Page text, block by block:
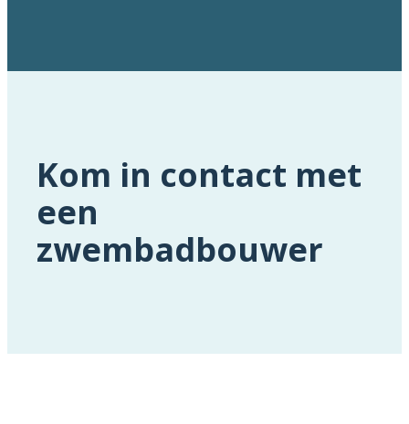
Kom in contact met
een
zwembadbouwer